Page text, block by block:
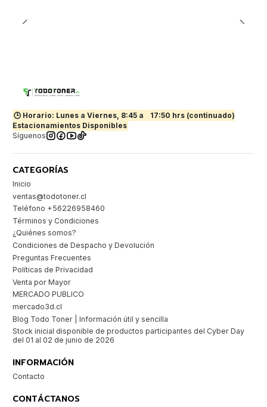
🕒 Horario: Lunes a Viernes, 8:45 a
17:50 hrs (continuado)
Estacionamientos Disponibles
Síguenos
CATEGORÍAS
Inicio
ventas@todotoner.cl
Teléfono +56226958460
Términos y Condiciones
¿Quiénes somos?
Condiciones de Despacho y Devolución
Preguntas Frecuentes
Políticas de Privacidad
Venta por Mayor
MERCADO PUBLICO
mercado3d.cl
Blog Todo Toner | Información útil y sencilla
Stock inicial disponible de productos participantes del Cyber Day
del 01 al 02 de junio de 2026
INFORMACIÓN
Contacto
CONTÁCTANOS